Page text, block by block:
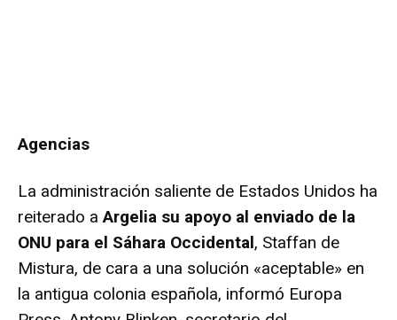
Agencias
La administración saliente de Estados Unidos ha
reiterado aArgelia su apoyo al enviado de la
ONU para el Sáhara Occidental, Staffan de
Mistura, de cara a una solución «aceptable» en
la antigua colonia española, informó Europa